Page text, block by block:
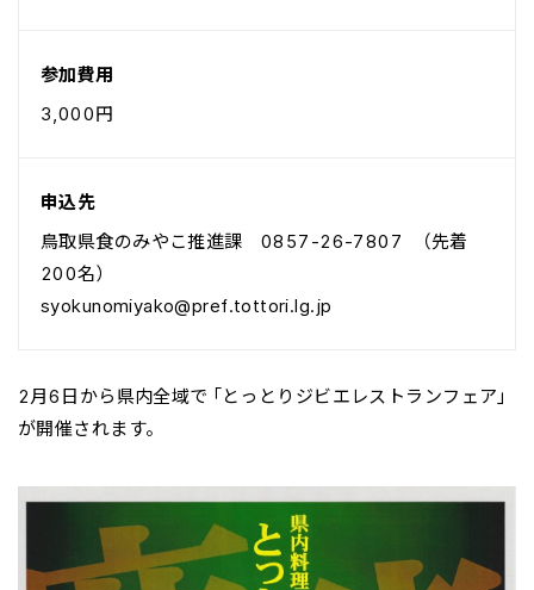
参加費用
3,000円
申込先
鳥取県食のみやこ推進課 0857-26-7807 （先着
200名）
syokunomiyako@pref.tottori.lg.jp
2月6日から県内全域で「とっとりジビエレストランフェア」
が開催されます。